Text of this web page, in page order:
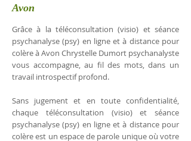
Avon
Grâce à la téléconsultation (visio) et séance
psychanalyse (psy) en ligne et à distance pour
colère à Avon Chrystelle Dumort psychanalyste
vous accompagne, au fil des mots, dans un
travail introspectif profond.
Sans jugement et en toute confidentialité,
chaque téléconsultation (visio) et séance
psychanalyse (psy) en ligne et à distance pour
colère est un espace de parole unique où votre